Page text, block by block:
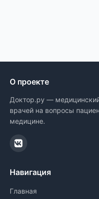
О проекте
Доктор.ру —
врачей на вопросы
медицине.
Навигация
Главная